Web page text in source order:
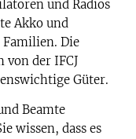
und Radios
Akko und
Die
der IFCJ
Güter.
Beamte
wissen, dass es